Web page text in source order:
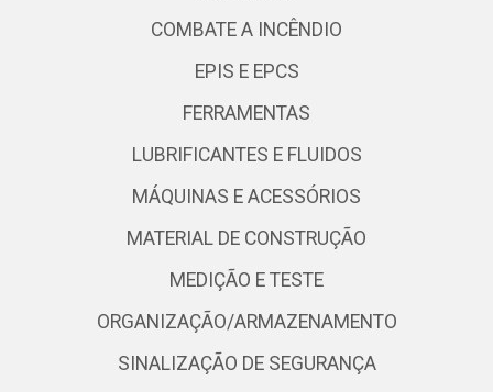
COMBATE A INCÊNDIO
EPIS E EPCS
FERRAMENTAS
LUBRIFICANTES E FLUIDOS
MÁQUINAS E ACESSÓRIOS
MATERIAL DE CONSTRUÇÃO
MEDIÇÃO E TESTE
ORGANIZAÇÃO/ARMAZENAMENTO
SINALIZAÇÃO DE SEGURANÇA